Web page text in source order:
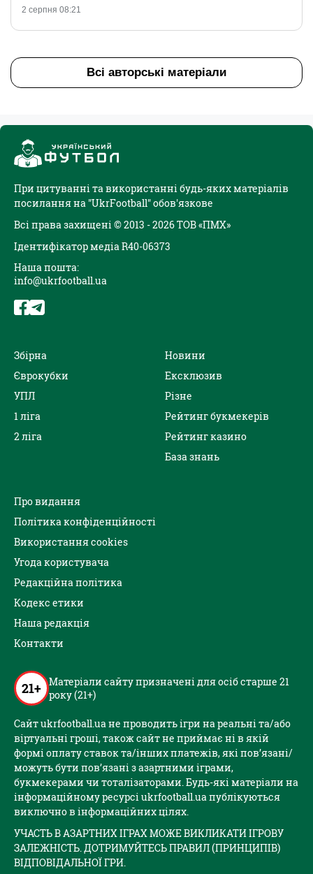
2 серпня 08:21
Всі авторські матеріали
При цитуванні та використанні будь-яких матеріалів
посилання на "UkrFootball" обов'язкове
Всі права захищені © 2013 - 2026 ТОВ «ПМХ»
Ідентифікатор медіа R40-06373
Наша пошта:
info@ukrfootball.ua
Збірна
Єврокубки
УПЛ
1 ліга
2 ліга
Новини
Ексклюзив
Різне
Рейтинг букмекерів
Рейтинг казино
База знань
Про видання
Політика конфіденційності
Використання cookies
Угода користувача
Редакційна політика
Кодекс етики
Наша редакція
Контакти
21+ Матеріали сайту призначені для осіб старше 21
року (21+)
Сайт ukrfootball.ua не проводить ігри на реальні та/або
віртуальні гроші, також сайт не приймає ні в якій
формі оплату ставок та/інших платежів, які пов’язані/
можуть бути пов’язані з азартними іграми,
букмекерами чи тоталізаторами. Будь-які матеріали на
інформаційному ресурсі ukrfootball.ua публікуються
виключно в інформаційних цілях.
УЧАСТЬ В АЗАРТНИХ ІГРАХ МОЖЕ ВИКЛИКАТИ ІГРОВУ
ЗАЛЕЖНІСТЬ. ДОТРИМУЙТЕСЬ ПРАВИЛ (ПРИНЦИПІВ)
ВІДПОВІДАЛЬНОЇ ГРИ.